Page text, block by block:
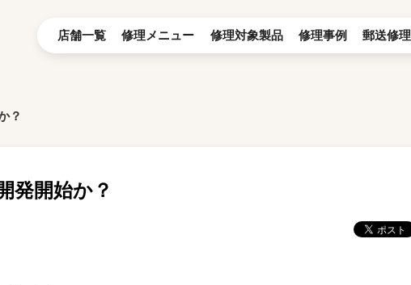
店舗一覧 修理メニュー 修理対象製品 修理事例 郵送修理
？
発開始か？